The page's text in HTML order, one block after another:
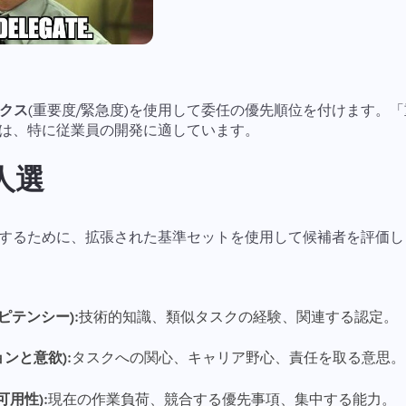
ス(重要度/緊急度)を使用して委任の優先順位を付けます。
、特に従業員の開発に適しています。
選
るために、拡張された基準セットを使用して候補者を評価
テンシー):技術的知識、類似タスクの経験、関連する認定。
と意欲):タスクへの関心、キャリア野心、責任を取る意思。
用性):現在の作業負荷、競合する優先事項、集中する能力。